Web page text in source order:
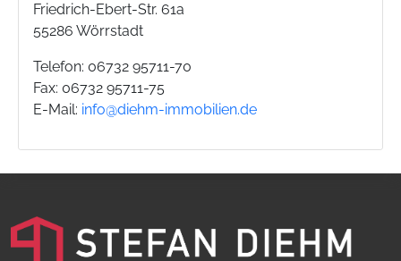
Friedrich-Ebert-Str. 61a
55286 Wörrstadt
Telefon: 06732 95711-70
Fax: 06732 95711-75
E-Mail: info@diehm-immobilien.de